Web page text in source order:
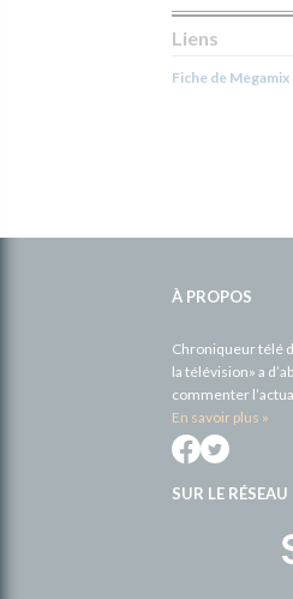
Liens
Fiche de
À PROPOS
Chroniqueur télé
la télévision» a
commenter
En savoir plus »
SUR LE